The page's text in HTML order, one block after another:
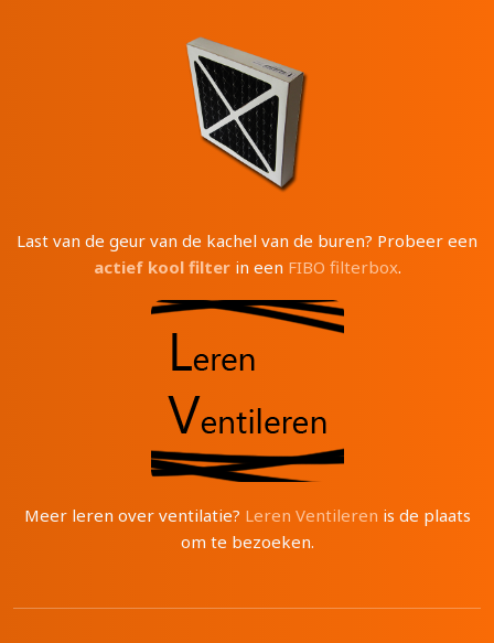
Last van de geur van de kachel van de buren? Probeer een
actief kool filterin een FIBO filterbox.
Meer leren over ventilatie? Leren Ventileren is de plaats
om te bezoeken.